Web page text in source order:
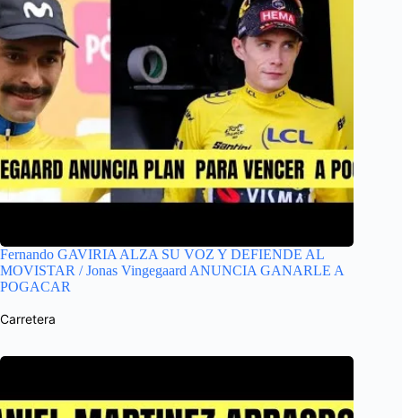
Fernando GAVIRIA ALZA SU VOZ Y DEFIENDE AL
MOVISTAR / Jonas Vingegaard ANUNCIA GANARLE A
POGACAR
Carretera